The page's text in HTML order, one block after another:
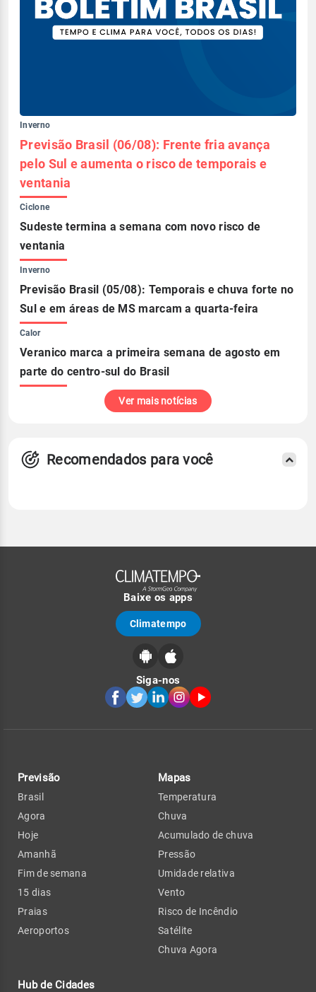
Inverno
Previsão Brasil (06/08): Frente fria avança
pelo Sul e aumenta o risco de temporais e
ventania
Ciclone
Sudeste termina a semana com novo risco de
ventania
Inverno
Previsão Brasil (05/08): Temporais e chuva forte no
Sul e em áreas de MS marcam a quarta-feira
Calor
Veranico marca a primeira semana de agosto em
parte do centro-sul do Brasil
Ver mais notícias
Recomendados para você
Baixe os apps
Climatempo
Siga-nos
Previsão
Brasil
Agora
Hoje
Amanhã
Fim de semana
15 dias
Praias
Aeroportos
Hub de Cidades
Mapas
Temperatura
Chuva
Acumulado de chuva
Pressão
Umidade relativa
Vento
Risco de Incêndio
Satélite
Chuva Agora